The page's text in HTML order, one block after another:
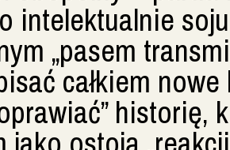
intelektualnie
„pasem
całkiem
historię,